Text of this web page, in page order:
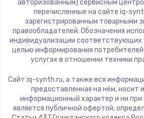
Замена
2745 руб.
Заказать
Замена северного
2600 руб.
Заказать
авторизованным) сервисным
перечисленные на сайте iq-
зарегистрированным товарными
правообладателей. Обозначения
индивидуализации соответствующих
целью информирования
услугах в отношении техники
Сайт iq-synth.ru, а также вся
предоставленная на нём, носит
информационный характер и ни при
является публичной офертой,